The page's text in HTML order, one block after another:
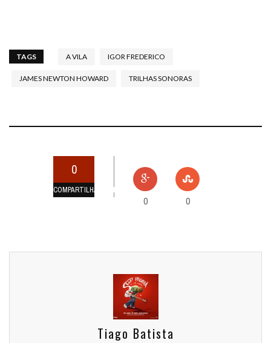
TAGS A VILA IGOR FREDERICO
JAMES NEWTON HOWARD TRILHAS SONORAS
0
COMPARTILHAMENTOS
0 0
Tiago Batista